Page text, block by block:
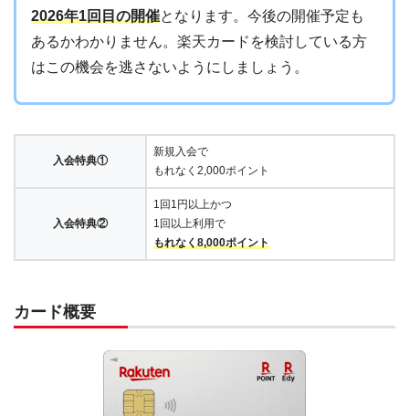
2026年1回目の開催となります。今後の開催予定も
あるかわかりません。楽天カードを検討している方
はこの機会を逃さないようにしましょう。
入会特典①
新規入会で
もれなく2,000ポイント
入会特典②
1回1円以上かつ
1回以上利用で
もれなく8,000ポイント
カード概要